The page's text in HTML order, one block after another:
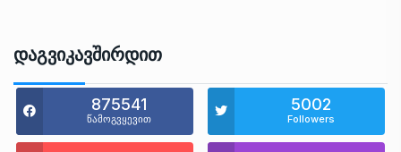
Დაგვიკავშირდით
875541
წამოგვყევით
5002
Followers